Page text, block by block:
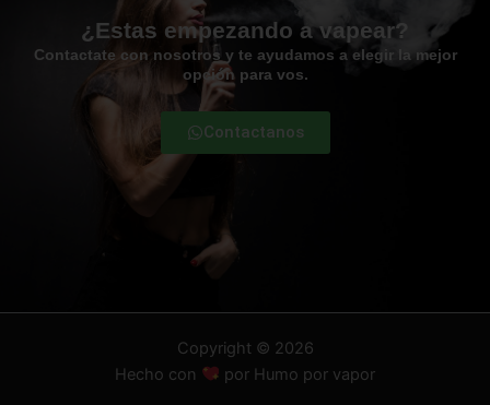
¿Estas empezando a vapear?
Contactate con nosotros y te ayudamos a elegir la mejor
opción para vos.
Contactanos
Copyright © 2026
Hecho con
por Humo por vapor